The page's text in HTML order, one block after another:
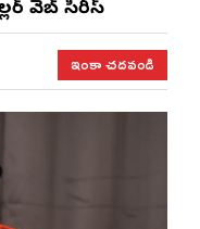
వెబ్ సిరీస్
ఇంకా చదవండి